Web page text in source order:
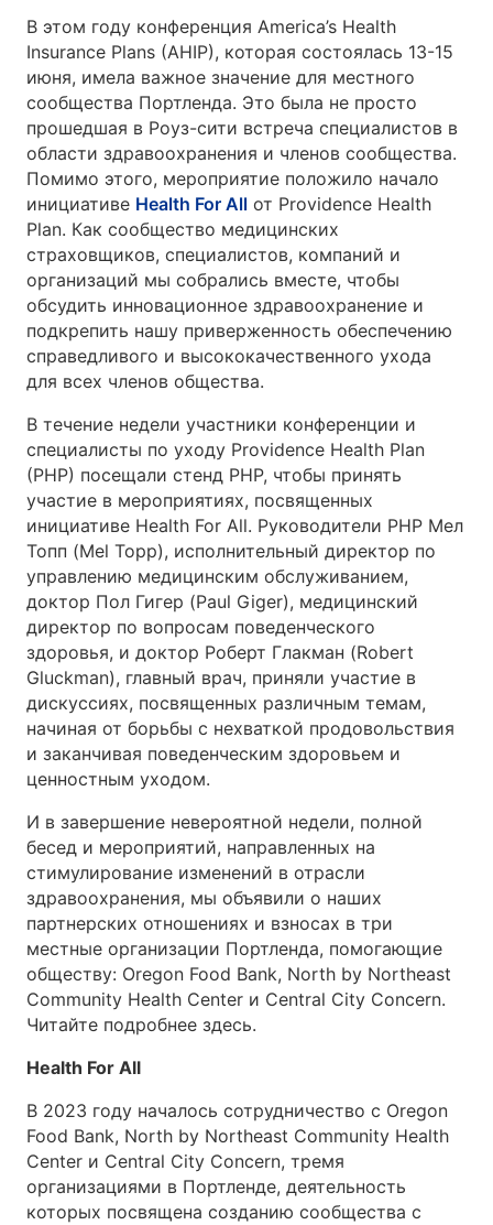
В этом году конференция America’s Health
Insurance Plans (AHIP), которая состоялась 13-15
июня, имела важное значение для местного
сообщества Портленда. Это была не просто
прошедшая в Роуз-сити встреча специалистов в
области здравоохранения и членов сообщества.
Помимо этого, мероприятие положило начало
инициативе Health For All от Providence Health
Plan. Как сообщество медицинских
страховщиков, специалистов, компаний и
организаций мы собрались вместе, чтобы
обсудить инновационное здравоохранение и
подкрепить нашу приверженность обеспечению
справедливого и высококачественного ухода
для всех членов общества.
В течение недели участники конференции и
специалисты по уходу Providence Health Plan
(PHP) посещали стенд PHP, чтобы принять
участие в мероприятиях, посвященных
инициативе Health For All. Руководители PHP Мел
Топп (Mel Topp), исполнительный директор по
управлению медицинским обслуживанием,
доктор Пол Гигер (Paul Giger), медицинский
директор по вопросам поведенческого
здоровья, и доктор Роберт Глакман (Robert
Gluckman), главный врач, приняли участие в
дискуссиях, посвященных различным темам,
начиная от борьбы с нехваткой продовольствия
и заканчивая поведенческим здоровьем и
ценностным уходом.
И в завершение невероятной недели, полной
бесед и мероприятий, направленных на
стимулирование изменений в отрасли
здравоохранения, мы объявили о наших
партнерских отношениях и взносах в три
местные организации Портленда, помогающие
обществу: Oregon Food Bank, North by Northeast
Community Health Center и Central City Concern.
Читайте подробнее здесь.
Health For All
В 2023 году началось сотрудничество с Oregon
Food Bank, North by Northeast Community Health
Center и Central City Concern, тремя
организациями в Портленде, деятельность
которых посвящена созданию сообщества с